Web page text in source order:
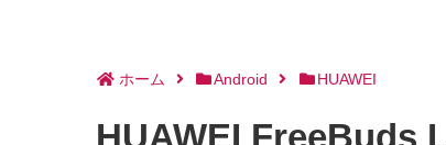
ホーム Android HUAWEI
HUAWEI FreeBuds